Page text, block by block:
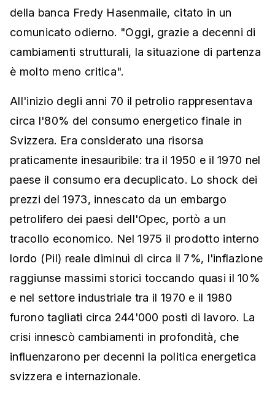
della banca Fredy Hasenmaile, citato in un
comunicato odierno. "Oggi, grazie a decenni di
cambiamenti strutturali, la situazione di partenza
è molto meno critica".
All'inizio degli anni 70 il petrolio rappresentava
circa l'80% del consumo energetico finale in
Svizzera. Era considerato una risorsa
praticamente inesauribile: tra il 1950 e il 1970 nel
paese il consumo era decuplicato. Lo shock dei
prezzi del 1973, innescato da un embargo
petrolifero dei paesi dell'Opec, portò a un
tracollo economico. Nel 1975 il prodotto interno
lordo (Pil) reale diminuì di circa il 7%, l'inflazione
raggiunse massimi storici toccando quasi il 10%
e nel settore industriale tra il 1970 e il 1980
furono tagliati circa 244'000 posti di lavoro. La
crisi innescò cambiamenti in profondità, che
influenzarono per decenni la politica energetica
svizzera e internazionale.